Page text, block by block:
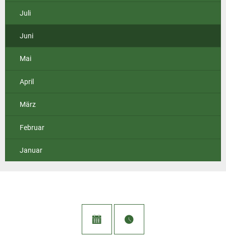
Juli
Juni
Mai
April
März
Februar
Januar